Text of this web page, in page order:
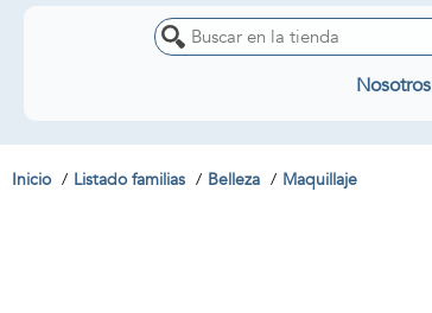
Nosotros
Inicio Listado familias Belleza Maquillaje